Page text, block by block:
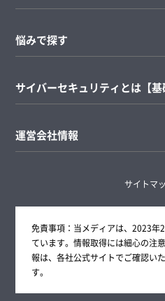
悩みで探す
サイバーセキュリティとは【基
運営会社情報
サイトマ
免責事項：当メディアは、2023年
ています。情報取得には細心の注
報は、各社公式サイトでご確認い
す。